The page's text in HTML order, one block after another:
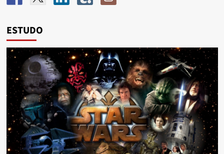
ESTUDO